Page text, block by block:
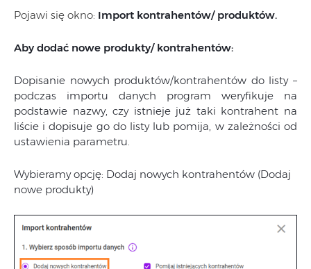
Pojawi się okno: Import kontrahentów/ produktów.
Aby dodać nowe produkty/ kontrahentów:
Dopisanie nowych produktów/kontrahentów do listy –
podczas importu danych program weryfikuje na
podstawie nazwy, czy istnieje już taki kontrahent na
liście i dopisuje go do listy lub pomija, w zależności od
ustawienia parametru.
Wybieramy opcję: Dodaj nowych kontrahentów (Dodaj
nowe produkty)